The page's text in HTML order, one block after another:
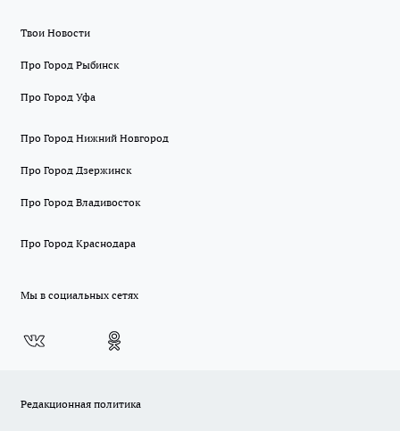
Твои Новости
Про Город Рыбинск
Про Город Уфа
Про Город Нижний Новгород
Про Город Дзержинск
Про Город Владивосток
Про Город Краснодара
Мы в социальных сетях
Редакционная политика